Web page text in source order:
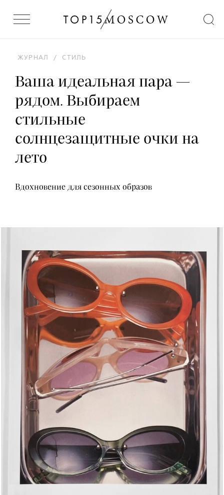
ЖУРНАЛ / СТИЛЬ
Ваша идеальная пара —
рядом. Выбираем
стильные
солнцезащитные очки на
лето
Вдохновение для сезонных образов